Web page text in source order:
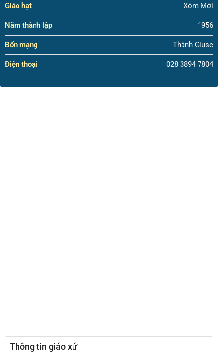
Giáo hạt Xóm Mới
Năm thành lập 1956
Bổn mạng Thánh Giuse
Điện thoại 028 3894 7804
Thông tin giáo xứ